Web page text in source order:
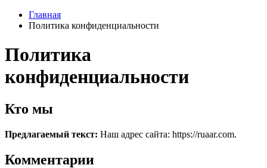
Главная
Политика конфиденциальности
Политика
конфиденциальности
Кто мы
Предлагаемый текст: Наш адрес сайта: https://ruaar.com.
Комментарии